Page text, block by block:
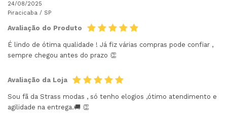
24/08/2025
Piracicaba / SP
Avaliação do Produto
É lindo de ótima qualidade ! Já fiz várias compras pode confiar ,
sempre chegou antes do prazo 👏
Avaliação da Loja
Sou fã da Strass modas , só tenho elogios ,ótimo atendimento e
agilidade na entrega.🚚 👏